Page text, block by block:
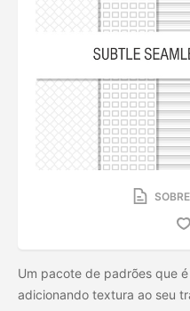
Um pacote de padrões que
adicionando textura ao seu